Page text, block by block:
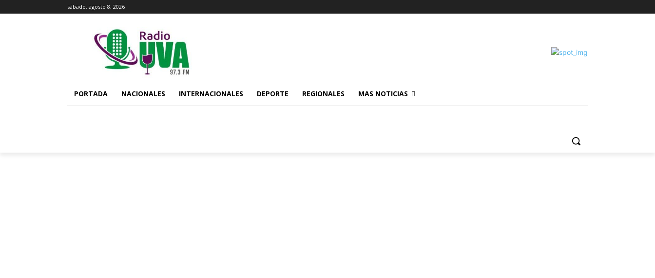
sábado, agosto 8, 2026
PORTADA NACIONALES INTERNACIONALES DEPORTE REGIONALES MAS NOTICIAS